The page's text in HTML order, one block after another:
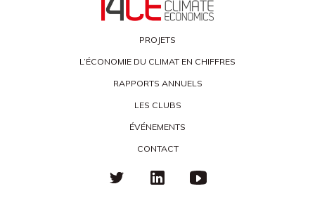
PROJETS
L’ÉCONOMIE DU CLIMAT EN CHIFFRES
RAPPORTS ANNUELS
LES CLUBS
ÉVÉNEMENTS
CONTACT